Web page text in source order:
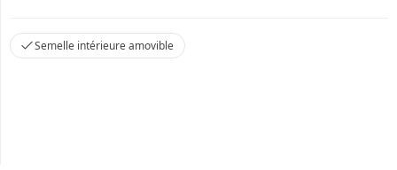
Semelle intérieure amovible